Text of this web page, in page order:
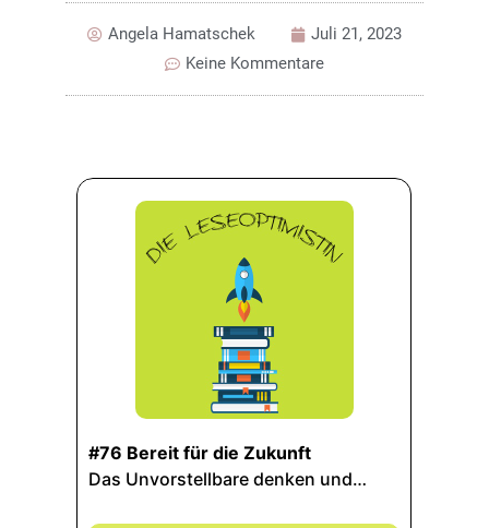
Angela Hamatschek
Juli 21, 2023
Keine Kommentare